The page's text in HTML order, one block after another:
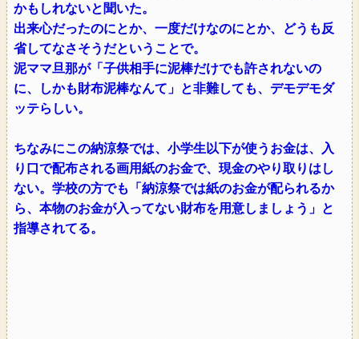
かもしれないと聞いた。
出来心だったのにとか、一度だけなのにとか、どうも反
省してなさそうだということで。
泥ママ旦那が「子供相手に泥棒だけでも許されないの
に、しかも財布泥棒なんて」と非難しても、デモデモダ
ッテらしい。
ちなみにこの納涼祭では、小学生以下が使うお金は、入
り口で配布される画用紙のお金で、現金のやり取りはし
ない。学校の方でも「納涼祭では紙のお金が配られるか
ら、本物のお金が入ってない財布を用意しましょう」と
指導されてる。